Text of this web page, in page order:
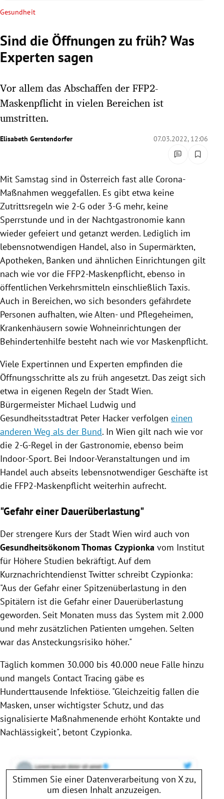
Untermenü
Untermenü
Untermenü
Untermenü
Untermenü
Untermenü
Untermenü
Gesundheit
Sind die Öffnungen zu früh? Was
Experten sagen
Vor allem das Abschaffen der FFP2-
Maskenpflicht in vielen Bereichen ist
umstritten.
Elisabeth Gerstendorfer 07.03.2022, 12:06
Mit Samstag sind in Österreich fast alle Corona-
Maßnahmen weggefallen. Es gibt etwa keine
Zutrittsregeln wie 2-G oder 3-G mehr, keine
Sperrstunde und in der Nachtgastronomie kann
wieder gefeiert und getanzt werden. Lediglich im
lebensnotwendigen Handel, also in Supermärkten,
Apotheken, Banken und ähnlichen Einrichtungen gilt
nach wie vor die FFP2-Maskenpflicht, ebenso in
öffentlichen Verkehrsmitteln einschließlich Taxis.
Auch in Bereichen, wo sich besonders gefährdete
Personen aufhalten, wie Alten- und Pflegeheimen,
Krankenhäusern sowie Wohneinrichtungen der
Behindertenhilfe besteht nach wie vor Maskenpflicht.
Viele Expertinnen und Experten empfinden die
Öffnungsschritte als zu früh angesetzt. Das zeigt sich
etwa in eigenen Regeln der Stadt Wien.
Bürgermeister Michael Ludwig und
Gesundheitsstadtrat Peter Hacker verfolgen einen
anderen Weg als der Bund. In Wien gilt nach wie vor
die 2-G-Regel in der Gastronomie, ebenso beim
Indoor-Sport. Bei Indoor-Veranstaltungen und im
Handel auch abseits lebensnotwendiger Geschäfte ist
die FFP2-Maskenpflicht weiterhin aufrecht.
"Gefahr einer Dauerüberlastung"
Der strengere Kurs der Stadt Wien wird auch von
Gesundheitsökonom Thomas Czypionka vom Institut
für Höhere Studien bekräftigt. Auf dem
Kurznachrichtendienst Twitter schreibt Czypionka:
"Aus der Gefahr einer Spitzenüberlastung in den
Spitälern ist die Gefahr einer Dauerüberlastung
geworden. Seit Monaten muss das System mit 2.000
und mehr zusätzlichen Patienten umgehen. Selten
war das Ansteckungsrisiko höher."
Täglich kommen 30.000 bis 40.000 neue Fälle hinzu
und mangels Contact Tracing gäbe es
Hunderttausende Infektiöse. "Gleichzeitig fallen die
Masken, unser wichtigster Schutz, und das
signalisierte Maßnahmenende erhöht Kontakte und
Nachlässigkeit", betont Czypionka.
Stimmen Sie einer Datenverarbeitung von Xzu,
um diesen Inhalt anzuzeigen.